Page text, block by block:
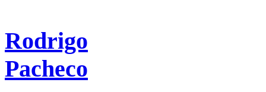
Rodrigo
Pacheco